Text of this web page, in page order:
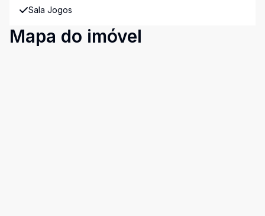
Sala Jogos
Mapa do imóvel